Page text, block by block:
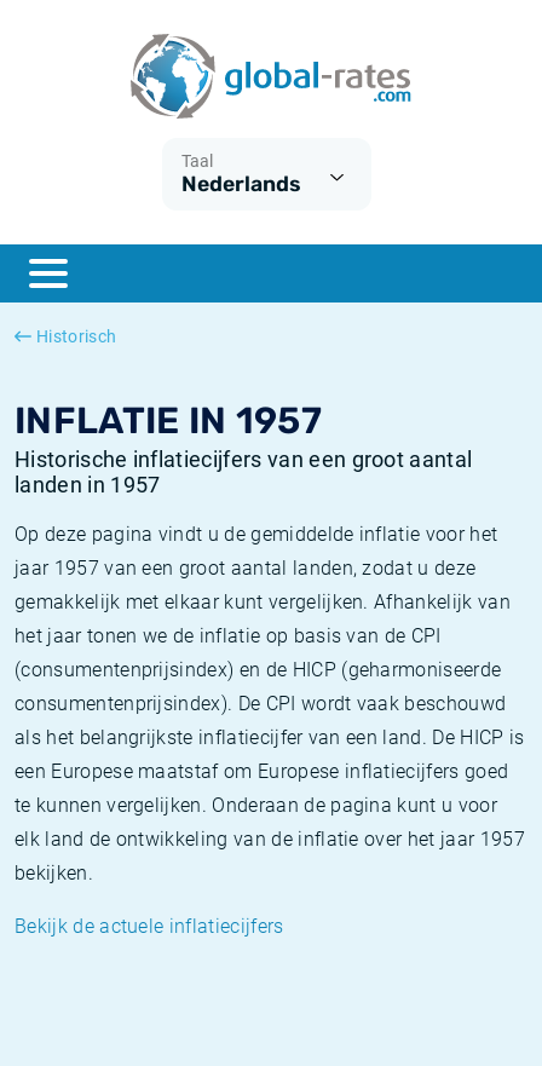
Taal
Nederlands
Historisch
INFLATIE IN 1957
Historische inflatiecijfers van een groot aantal
landen in 1957
Op deze pagina vindt u de gemiddelde inflatie voor het
jaar 1957 van een groot aantal landen, zodat u deze
gemakkelijk met elkaar kunt vergelijken. Afhankelijk van
het jaar tonen we de inflatie op basis van de CPI
(consumentenprijsindex) en de HICP (geharmoniseerde
consumentenprijsindex). De CPI wordt vaak beschouwd
als het belangrijkste inflatiecijfer van een land. De HICP is
een Europese maatstaf om Europese inflatiecijfers goed
te kunnen vergelijken. Onderaan de pagina kunt u voor
elk land de ontwikkeling van de inflatie over het jaar 1957
bekijken.
Bekijk de actuele inflatiecijfers
ESTER
SONIA
Wat is CPI inflatie?
Wat is HICP inflatie?
Nederlandse inflatie - CPI
Amerikaanse inflatie - CPI
Euribor historie
SOFR historie
TONAR historie
Inflatiecalculator